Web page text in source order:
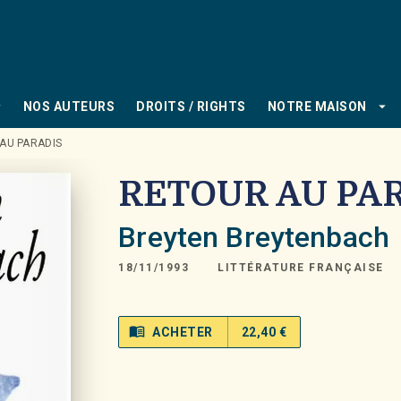
NOS AUTEURS DROITS / RIGHTS NOTRE MAISON arrow_drop_down
PARADIS
RETOUR AU
Breyten Breytenbach
18/11/1993 LITTÉRATURE FRANÇAISE
menu_book ACHETER 22,40 €